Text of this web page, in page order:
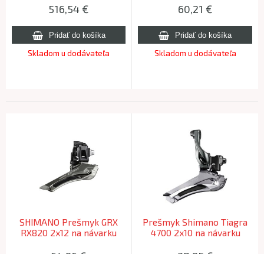
516,54 €
Skladom u dodávateľa
60,21 €
Skladom u dodávateľa
SHIMANO Prešmyk GRX
RX820 2x12 na návarku
Prešmyk Shimano Tiagra
4700 2x10 na návarku